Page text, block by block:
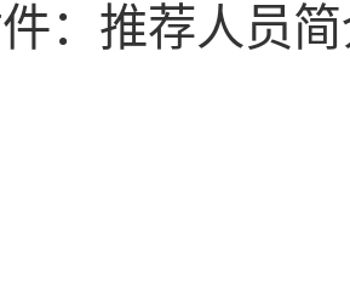
：推荐人员